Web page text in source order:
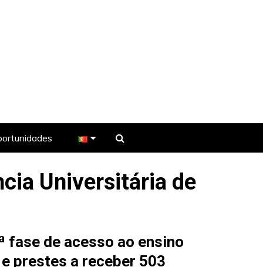
TV
Universitária de
fase de acesso ao ensino
prestes a receber 503